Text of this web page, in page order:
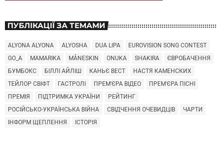
ПУБЛІКАЦІЇ ЗА ТЕМАМИ
ALYONA ALYONA ALYOSHA DUA LIPA
EUROVISION SONG CONTEST
GO_A
MAMARIKA MÅNESKIN ONUKA SHAKIRA
ЄВРОБАЧЕННЯ
БУМБОКС
БІЛЛІ АЙЛІШ КАНЬЄ ВЕСТ
НАСТЯ КАМЕНСКИХ
ТЕЙЛОР СВІФТ
ГАСТРОЛІ ПРЕМ'ЄРА ВІДЕО
ПРЕМ'ЄРА ПІСНІ
ПРЕМІЯ
ПІДТРИМКА УКРАЇНИ
РЕЙТИНГ
РОСІЙСЬКО-УКРАЇНСЬКА ВІЙНА
СВІДЧЕННЯ ОЧЕВИДЦІВ
ЧАРТИ
ІНФОРМ ЩЕПЛЕННЯ
ІСТОРІЯ